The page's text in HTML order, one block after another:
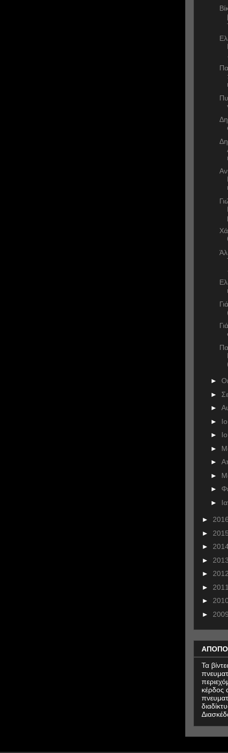
►
►
►
►
►
►
►
►
►
►
►
►
►
►
►
►
►
►
Τα
κέρδος